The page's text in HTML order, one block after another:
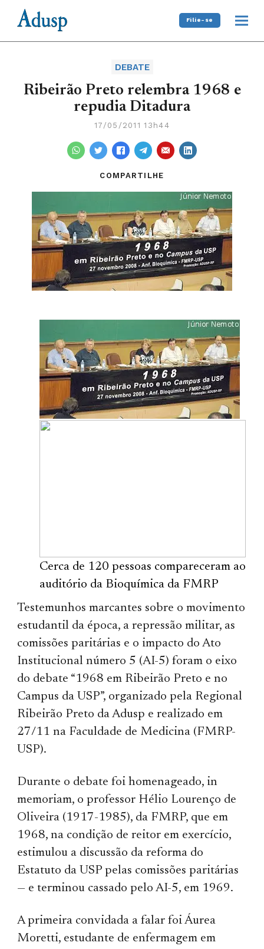
Filie-se
DEBATE
Ribeirão Preto relembra 1968 e
repudia Ditadura
17/05/2011 13h44
COMPARTILHE
Cerca de 120 pessoas compareceram ao
auditório da Bioquímica da FMRP
Testemunhos marcantes sobre o movimento
estudantil da época, a repressão militar, as
comissões paritárias e o impacto do Ato
Institucional número 5 (AI-5) foram o eixo
do debate “1968 em Ribeirão Preto e no
Campus da USP”, organizado pela Regional
Ribeirão Preto da Adusp e realizado em
27/11 na Faculdade de Medicina (FMRP-
USP).
Durante o debate foi homenageado, in
memoriam, o professor Hélio Lourenço de
Oliveira (1917-1985), da FMRP, que em
1968, na condição de reitor em exercício,
estimulou a discussão da reforma do
Estatuto da USP pelas comissões paritárias
— e terminou cassado pelo AI-5, em 1969.
A primeira convidada a falar foi Áurea
Moretti, estudante de enfermagem em